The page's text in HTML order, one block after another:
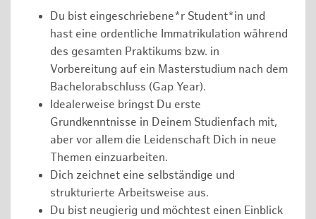
Du bist eingeschriebene*r Student*in und
hast eine ordentliche Immatrikulation während
des gesamten Praktikums bzw. in
Vorbereitung auf ein Masterstudium nach dem
Bachelorabschluss (Gap Year).
Idealerweise bringst Du erste
Grundkenntnisse in Deinem Studienfach mit,
aber vor allem die Leidenschaft Dich in neue
Themen einzuarbeiten.
Dich zeichnet eine selbständige und
strukturierte Arbeitsweise aus.
Du bist neugierig und möchtest einen Einblick